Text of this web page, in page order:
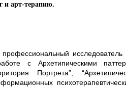
и арт-терапию.
с Архетипическими
Портрета”,